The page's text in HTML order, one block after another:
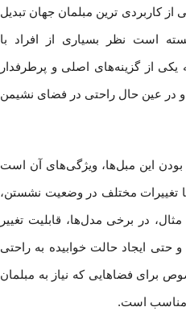
از کاربردی ترین مبلمان جهان تبدیل
است نظر بسیاری از افراد با
از گزینه‌های اصلی و پرطرفدار
در عین حال راحتی در فضای نشیمن
بودن این مبل‌ها، ویژگی‌های آن است
با تغییرات مختلف در وضعیت نشستن،
در برخی مدل‌ها، قابلیت تغییر
حتی ایجاد حالت خوابیده به راحتی
برای فضاهایی که نیاز به مبلمان
مناسب است.